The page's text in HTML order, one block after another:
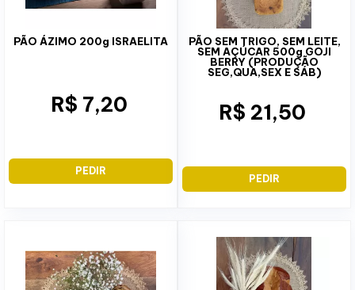
PÃO ÁZIMO 200g ISRAELITA
R$ 7,20
PEDIR
PÃO SEM TRIGO, SEM LEITE,
SEM AÇÚCAR 500g GOJI
BERRY (PRODUÇÃO
SEG,QUA,SEX E SÁB)
R$ 21,50
PEDIR